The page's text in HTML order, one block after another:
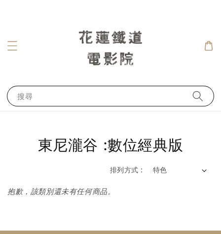
搜尋
東尼瀧谷 :數位經典版
排列方式 :
抱歉，該類別還未有任何商品。